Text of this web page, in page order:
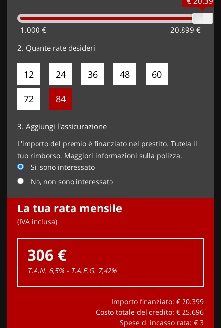
1.000 € 20.899 €
2. Quante rate desideri
12 24 36 48 60
72 84
3. Aggiungi l'assicurazione
L'importo del premio è finanziato nel prestito. Tutela il
tuo rimborso. Maggiori informazioni sulla polizza.
Si, sono interessato
No, non sono interessato
La tua rata mensile
(IVA inclusa)
306 €
T.A.N. 6,5% - T.A.E.G. 7,42%
Importo finanziato: € 20.399
Costo totale del credito: € 25.696
Spese di incasso rata: € 3